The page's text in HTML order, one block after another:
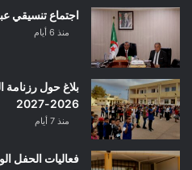
اجتماع تنسيقي
منذ 6 أيام
بلاغ حول رزنامة
2026-2027
منذ 7 أيام
فعاليات الحفل